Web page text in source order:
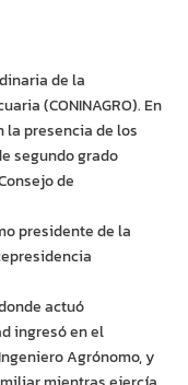
de la
(CONINAGRO). En
la presencia de los
segundo grado
de
presidente de la
actuó
ingresó en el
Agrónomo, y